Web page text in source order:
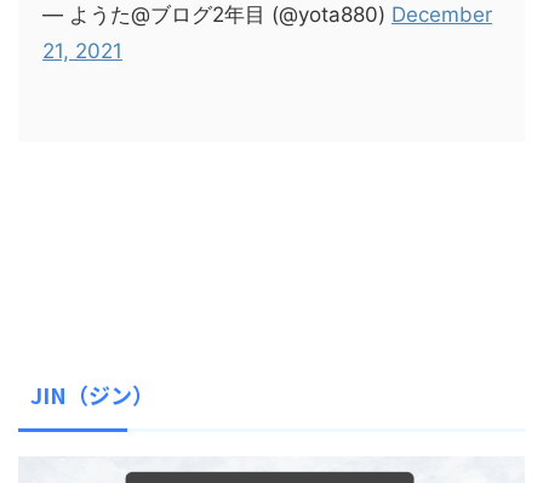
— ようた@ブログ2年目 (@yota880) December
21, 2021
JIN（ジン）